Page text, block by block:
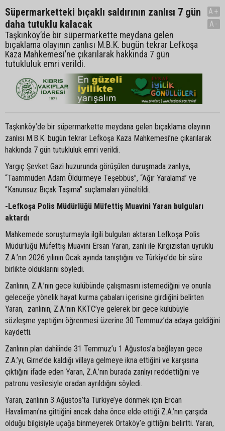
Süpermarketteki bıçaklı saldırının zanlısı 7 gün
daha tutuklu kalacak
Taşkınköy’de bir süpermarkette meydana gelen
bıçaklama olayının zanlısı M.B.K. bugün tekrar Lefkoşa
Kaza Mahkemesi’ne çıkarılarak hakkında 7 gün
tutukluluk emri verildi.
A+
A-
Taşkınköy’de bir süpermarkette meydana gelen bıçaklama olayının
zanlısı M.B.K. bugün tekrar Lefkoşa Kaza Mahkemesi’ne çıkarılarak
hakkında 7 gün tutukluluk emri verildi.
Yargıç Şevket Gazi huzurunda görüşülen duruşmada zanlıya,
“Taammüden Adam Öldürmeye Teşebbüs”, “Ağır Yaralama” ve
“Kanunsuz Bıçak Taşıma” suçlamaları yöneltildi.
-Lefkoşa Polis Müdürlüğü Müfettiş Muavini Yaran bulguları
aktardı
Mahkemede soruşturmayla ilgili bulguları aktaran Lefkoşa Polis
Müdürlüğü Müfettiş Muavini Ersan Yaran, zanlı ile Kırgızistan uyruklu
Z.A.’nın 2026 yılının Ocak ayında tanıştığını ve Türkiye’de bir süre
birlikte olduklarını söyledi.
Zanlının, Z.A.’nın gece kulübünde çalışmasını istemediğini ve onunla
geleceğe yönelik hayat kurma çabaları içerisine girdiğini belirten
Yaran, zanlının, Z.A.’nın KKTC’ye gelerek bir gece kulübüyle
sözleşme yaptığını öğrenmesi üzerine 30 Temmuz’da adaya geldiğini
kaydetti.
Zanlının plan dahilinde 31 Temmuz’u 1 Ağustos’a bağlayan gece
Z.A.’yı, Girne’de kaldığı villaya gelmeye ikna ettiğini ve karşısına
çıktığını ifade eden Yaran, Z.A.’nın burada zanlıyı reddettiğini ve
patronu vesilesiyle oradan ayrıldığını söyledi.
Yaran, zanlının 3 Ağustos’ta Türkiye’ye dönmek için Ercan
Havalimanı’na gittiğini ancak daha önce elde ettiği Z.A.’nın çarşıda
olduğu bilgisiyle uçağa binmeyerek Ortaköy’e gittiğini belirtti. Yaran,